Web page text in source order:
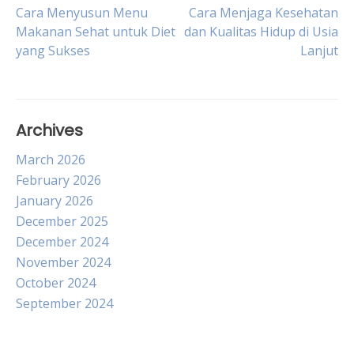
Post
navigation
Cara Menyusun Menu
Makanan Sehat untuk Diet
yang Sukses
Cara Menjaga Kesehatan
dan Kualitas Hidup di Usia
Lanjut
Archives
March 2026
February 2026
January 2026
December 2025
December 2024
November 2024
October 2024
September 2024